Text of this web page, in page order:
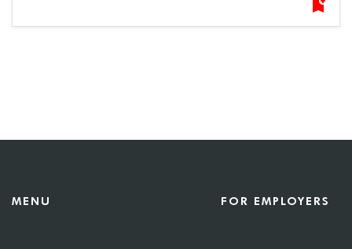
bookmark_add
MENU FOR EMPLOYERS